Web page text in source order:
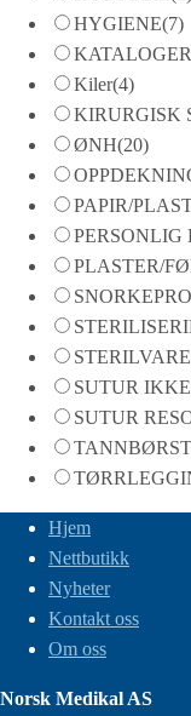
HYGIENE(7)
KATALOGER
Kiler(4)
KIRURGISK
ØNH(20)
PAPIR/
PERSONLIG
PLASTER/
SUTUR
SUTUR
Hjem
Nettbutikk
Nyheter
Kontakt oss
Om oss
Norsk Medikal AS